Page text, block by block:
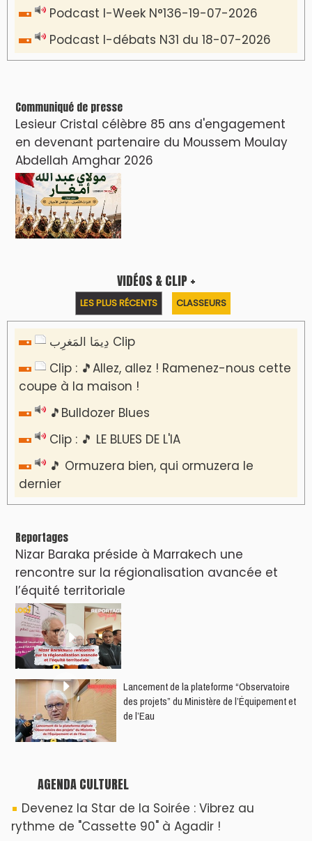
Podcast I-Week N°136-19-07-2026
Podcast I-débats N31 du 18-07-2026
Communiqué de presse
Lesieur Cristal célèbre 85 ans d'engagement
en devenant partenaire du Moussem Moulay
Abdellah Amghar 2026
VIDÉOS & CLIP +
LES PLUS RÉCENTS CLASSEURS
دِيمَا المَغرِب Clip
Clip : 🎵Allez, allez ! Ramenez-nous cette
coupe à la maison !
🎵Bulldozer Blues
Clip : 🎵 LE BLUES DE L'IA
🎵 Ormuzera bien, qui ormuzera le
dernier
Reportages
Nizar Baraka préside à Marrakech une
rencontre sur la régionalisation avancée et
l’équité territoriale
​Lancement de la plateforme “Observatoire
des projets” du Ministère de l’Équipement et
de l’Eau
AGENDA CULTUREL
Devenez la Star de la Soirée : Vibrez au
rythme de "Cassette 90" à Agadir !